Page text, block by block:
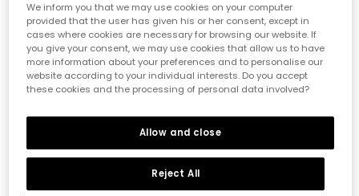
32,95 €
-50%*
We inform you that we may use cookies on your computer
provided that the user has given his or her consent, except in
cases where cookies are necessary for browsing our website. If
you give your consent, we may use cookies that allow us to have
more information about your preferences and to personalise our
website according to your individual interests. Do you accept
these cookies and the processing of personal data involved?
Reject All
Allow and close